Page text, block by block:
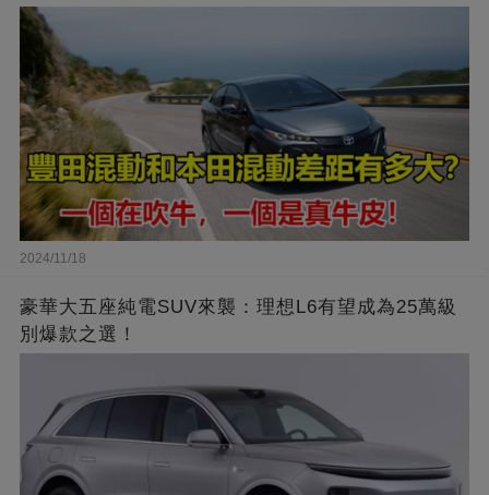
2024/11/18
豪華大五座純電SUV來襲：理想L6有望成為25萬級
別爆款之選！